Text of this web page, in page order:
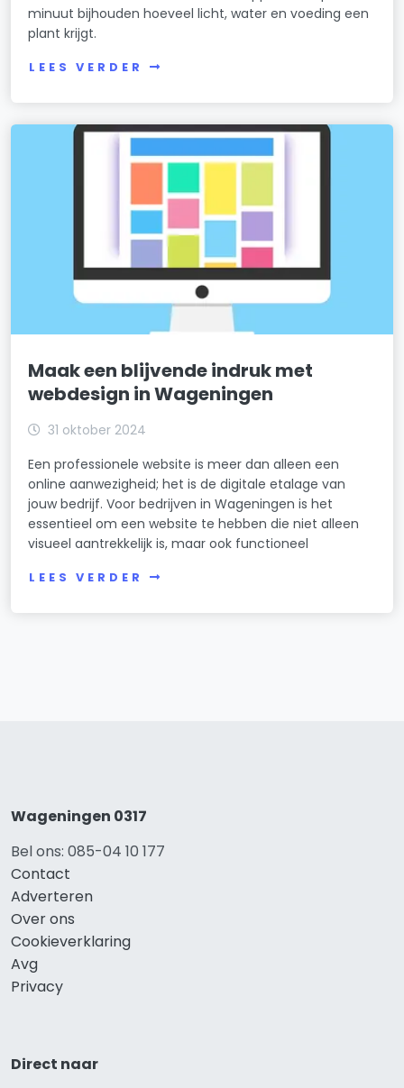
minuut bijhouden hoeveel licht, water en voeding een
plant krijgt.
LEES VERDER
Maak een blijvende indruk met
webdesign in Wageningen
31 oktober 2024
Een professionele website is meer dan alleen een
online aanwezigheid; het is de digitale etalage van
jouw bedrijf. Voor bedrijven in Wageningen is het
essentieel om een website te hebben die niet alleen
visueel aantrekkelijk is, maar ook functioneel
LEES VERDER
Wageningen 0317
Bel ons: 085-04 10 177
Contact
Adverteren
Over ons
Cookieverklaring
Avg
Privacy
Direct naar